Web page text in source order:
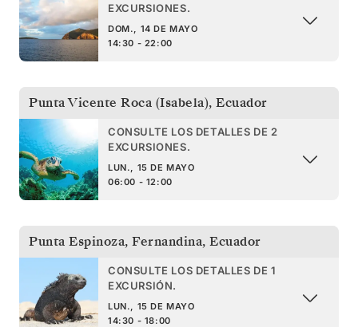
EXCURSIONES.
DOM., 14 DE MAYO
14:30 - 22:00
Punta Vicente Roca (Isabela), Ecuador
CONSULTE LOS DETALLES DE 2
EXCURSIONES.
LUN., 15 DE MAYO
06:00 - 12:00
Punta Espinoza, Fernandina, Ecuador
CONSULTE LOS DETALLES DE 1
EXCURSIÓN.
LUN., 15 DE MAYO
14:30 - 18:00